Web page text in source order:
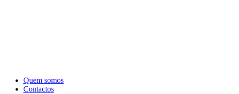
Quem somos
Contactos